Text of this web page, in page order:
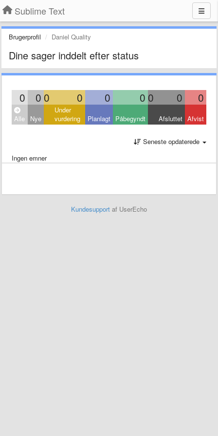
Sublime Text
Brugerprofil Daniel Quality
Dine sager inddelt efter status
0 0 0 0 0 0 0 0 0
Alle Nye
Under
vurdering
Planlagt Påbegyndt Afsluttet Afvist
Seneste opdaterede
Ingen emner
Kundesupport af UserEcho